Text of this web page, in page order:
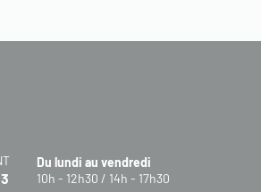
Du lundi au vendredi
10h - 12h30 / 14h - 17h30